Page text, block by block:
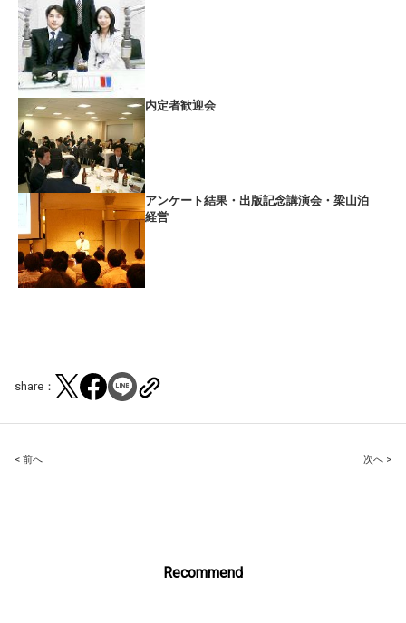
内定者歓迎会
アンケート結果・出版記念講演会・梁山泊
経営
share：
Post
< 前へ 次へ >
Recommend